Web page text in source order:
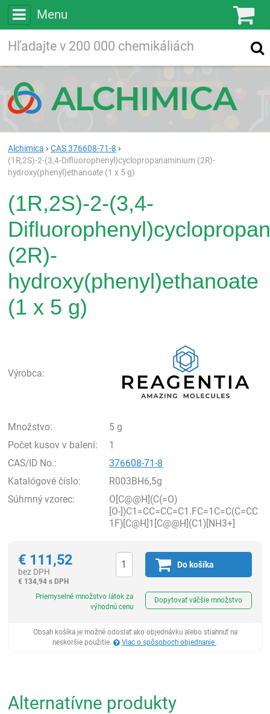
Menu
Vyhľadávanie
Alchimica
CAS 376608-71-8
(1R,2S)-2-(3,4-Difluorophenyl)cyclopropanaminium (2R)-
hydroxy(phenyl)ethanoate (1 x 5 g)
(1R,2S)-2-(3,4-
(2R)-
hydroxy(phenyl)ethanoate
(1 x 5 g)
Výrobca:
Množstvo:
5 g
Počet kusov v balení:
1
CAS/ID No.:
376608-71-8
Katalógové číslo:
R003BH6,5g
Súhrnný vzorec:
O[C@@H](C(=O)
[O-])C1=CC=CC=C1.FC=1C=C(C=CC
1F)[C@H]1[C@@H](C1)[NH3+]
€ 111,52
bez DPH
€ 134,94 s DPH
Do košíka
Priemyselné množstvo látok za
výhodnú cenu
Dopytovať väčšie množstvo
Obsah košíka je možné odoslať ako objednávku alebo stiahnuť na
neskoršie použitie.
Viac o spôsoboch objednanie .
Alternatívne produkty